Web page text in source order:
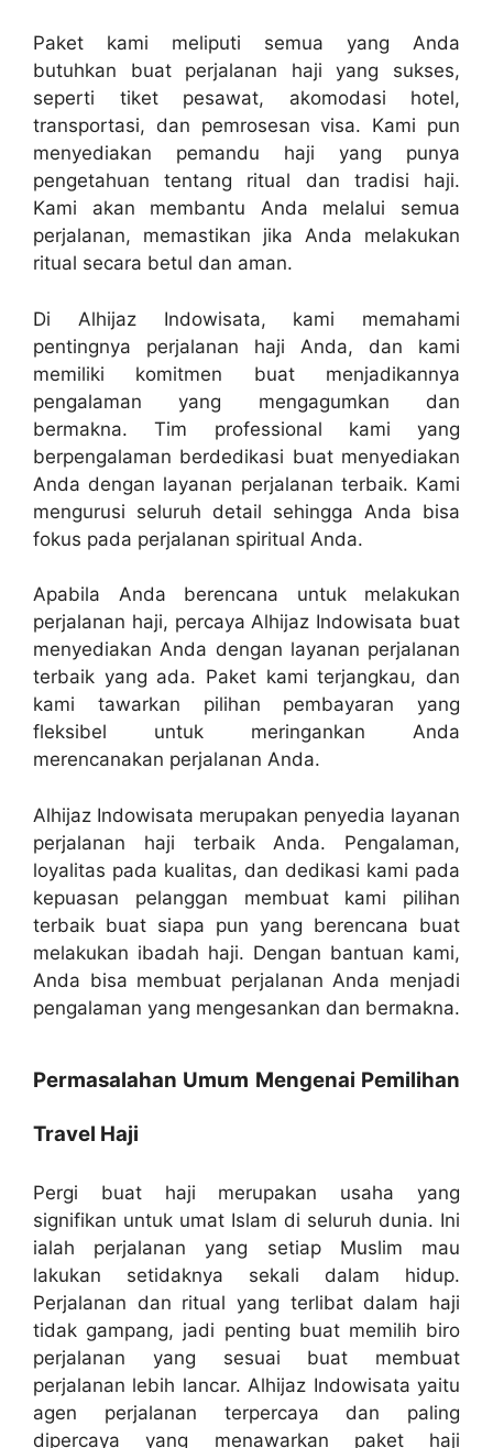
Paket kami meliputi semua yang Anda
butuhkan buat perjalanan haji yang sukses,
seperti tiket pesawat, akomodasi hotel,
transportasi, dan pemrosesan visa. Kami pun
menyediakan pemandu haji yang punya
pengetahuan tentang ritual dan tradisi haji.
Kami akan membantu Anda melalui semua
perjalanan, memastikan jika Anda melakukan
ritual secara betul dan aman.
Di Alhijaz Indowisata, kami memahami
pentingnya perjalanan haji Anda, dan kami
memiliki komitmen buat menjadikannya
pengalaman yang mengagumkan dan
bermakna. Tim professional kami yang
berpengalaman berdedikasi buat menyediakan
Anda dengan layanan perjalanan terbaik. Kami
mengurusi seluruh detail sehingga Anda bisa
fokus pada perjalanan spiritual Anda.
Apabila Anda berencana untuk melakukan
perjalanan haji, percaya Alhijaz Indowisata buat
menyediakan Anda dengan layanan perjalanan
terbaik yang ada. Paket kami terjangkau, dan
kami tawarkan pilihan pembayaran yang
fleksibel untuk meringankan Anda
merencanakan perjalanan Anda.
Alhijaz Indowisata merupakan penyedia layanan
perjalanan haji terbaik Anda. Pengalaman,
loyalitas pada kualitas, dan dedikasi kami pada
kepuasan pelanggan membuat kami pilihan
terbaik buat siapa pun yang berencana buat
melakukan ibadah haji. Dengan bantuan kami,
Anda bisa membuat perjalanan Anda menjadi
pengalaman yang mengesankan dan bermakna.
Permasalahan Umum Mengenai Pemilihan
Travel Haji
Pergi buat haji merupakan usaha yang
signifikan untuk umat Islam di seluruh dunia. Ini
ialah perjalanan yang setiap Muslim mau
lakukan setidaknya sekali dalam hidup.
Perjalanan dan ritual yang terlibat dalam haji
tidak gampang, jadi penting buat memilih biro
perjalanan yang sesuai buat membuat
perjalanan lebih lancar. Alhijaz Indowisata yaitu
agen perjalanan terpercaya dan paling
dipercaya yang menawarkan paket haji